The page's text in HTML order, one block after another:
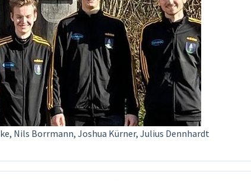
Nils Borrmann, Joshua Kürner, Julius Dennhardt